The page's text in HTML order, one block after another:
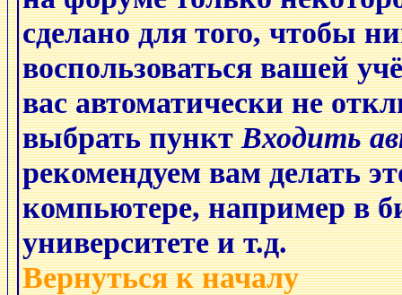
сделано для того, чтобы
воспользоваться вашей
вас автоматически не
выбрать пунктВходить
рекомендуемвам делать
компьютере, например в
университете и т.д.
Вернуться к началу